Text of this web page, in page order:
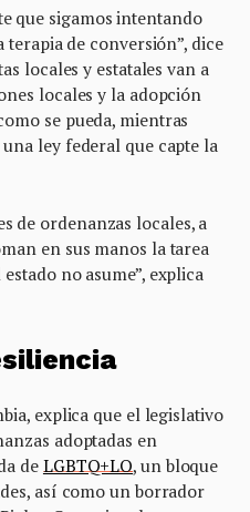
que sigamos intentando
de conversión”, dice
locales y estatales van a
locales y la adopción
se pueda, mientras
ley federal que capte la
de ordenanzas locales, a
en sus manos la tarea
no asume”, explica
explica que el legislativo
adoptadas en
de LGBTQ+LO, un bloque
así como un borrador